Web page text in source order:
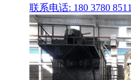
联系电话: 180 3780 8511